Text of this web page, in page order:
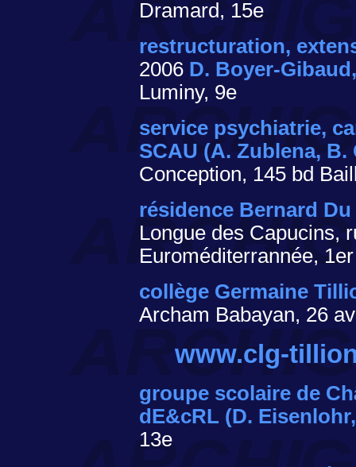
Dramard, 15e
restructuration,
2006 D. Boyer-
Luminy, 9e
service psychiatrie,
SCAU (A. Zublena, B.
Conception, 145 bd
résidence Bernard
Longue des Capucins,
Euroméditerrannée, 1er
collège Germaine
Archam Babayan, 26
www.clg-
groupe scolaire de
dE&cRL (D.
13e